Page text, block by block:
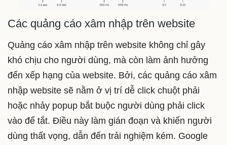
Các quảng cáo xâm nhập trên website
Quảng cáo xâm nhập trên website không chỉ gây
khó chịu cho người dùng, mà còn làm ảnh hưởng
đến xếp hạng của website. Bởi, các quảng cáo xâm
nhập website sẽ nằm ở vị trí dễ click chuột phải
hoặc nhảy popup bắt buộc người dùng phải click
vào để tắt. Điều này làm gián đoạn và khiến người
dùng thất vọng, dẫn đến trải nghiệm kém. Google